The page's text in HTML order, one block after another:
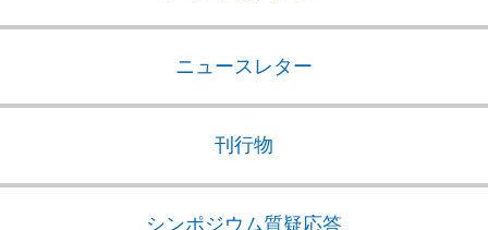
ニュースレター
刊行物
シンポジウム質疑応答